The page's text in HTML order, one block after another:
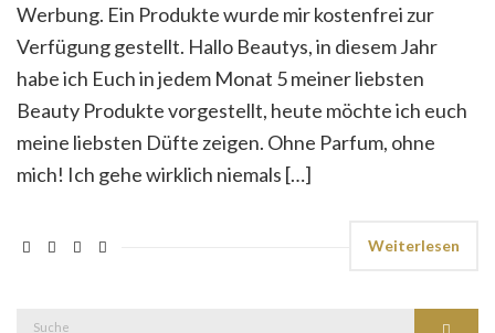
Werbung. Ein Produkte wurde mir kostenfrei zur
Verfügung gestellt. Hallo Beautys, in diesem Jahr
habe ich Euch in jedem Monat 5 meiner liebsten
Beauty Produkte vorgestellt, heute möchte ich euch
meine liebsten Düfte zeigen. Ohne Parfum, ohne
mich! Ich gehe wirklich niemals […]
Weiterlesen